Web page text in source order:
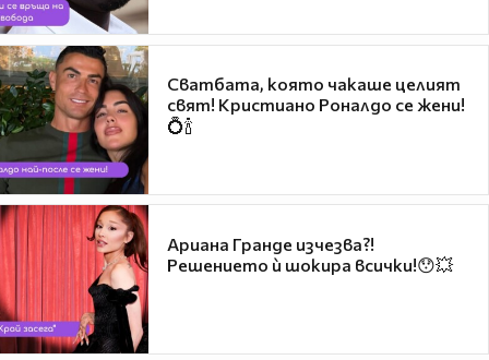
Сватбата, която чакаше целият
свят! Кристиано Роналдо се жени!
💍🍾
Ариана Гранде изчезва?!
Решението ѝ шокира всички!😯💥